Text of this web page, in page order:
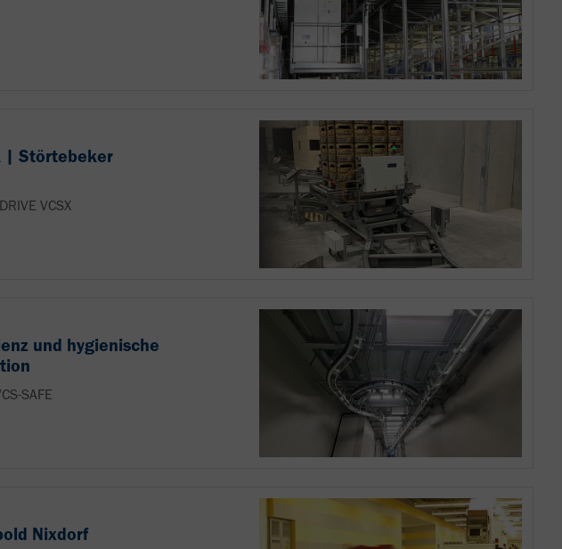
| Störtebeker
VCSX
und hygienische
SAFE
Nixdorf